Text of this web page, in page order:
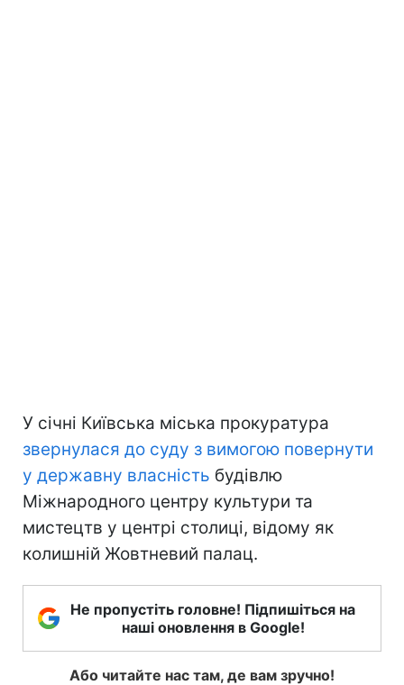
У січні Київська міська прокуратура
звернулася до суду з вимогою повернути
у державну власність будівлю
Міжнародного центру культури та
мистецтв у центрі столиці, відому як
колишній Жовтневий палац.
Не пропустіть головне! Підпишіться на
наші оновлення в Google!
Або читайте нас там, де вам зручно!